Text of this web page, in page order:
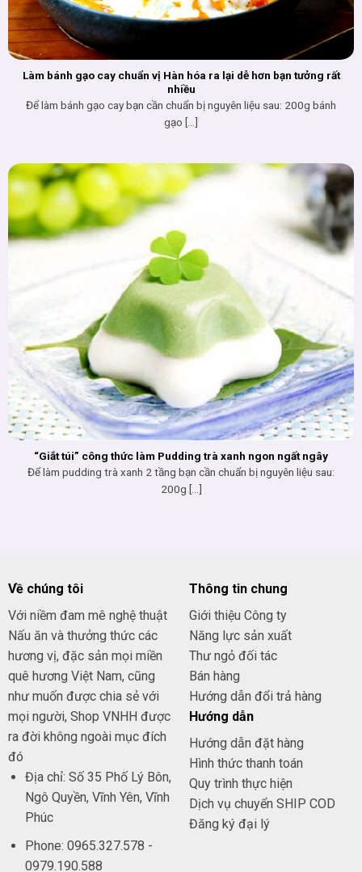
Làm bánh gạo cay chuẩn vị Hàn hóa ra lại dễ hơn bạn tưởng rất
nhiều
Để làm bánh gạo cay bạn cần chuẩn bị nguyên liệu sau: 200g bánh
gạo [...]
“Giắt túi” công thức làm Pudding trà xanh ngon ngất ngây
Để làm pudding trà xanh 2 tầng bạn cần chuẩn bị nguyên liệu sau:
200g [...]
Về chúng tôi
Với niềm đam mê nghệ thuật
Nấu ăn và thưởng thức các
hương vị, đặc sản mọi miền
quê hương Việt Nam, cũng
như muốn được chia sẻ với
mọi người, Shop VNHH được
ra đời không ngoài mục đích
đó
Địa chỉ: Số 35 Phố Lý Bôn,
Ngô Quyền, Vĩnh Yên, Vĩnh
Phúc
Phone: 0965.327.578 -
0979.190.588
Thông tin chung
Giới thiệu Công ty
Năng lực sản xuất
Thư ngỏ đối tác
Bán hàng
Hướng dẫn đổi trả hàng
Hướng dẫn
Hướng dẫn đặt hàng
Hình thức thanh toán
Quy trình thực hiện
Dịch vụ chuyển SHIP COD
Đăng ký đại lý